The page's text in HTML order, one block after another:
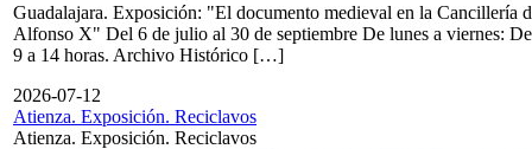
Guadalajara. Exposición: "El documento medieval en la Cancillería
Alfonso X" Del 6 de julio al 30 de septiembre De lunes a viernes: De
9 a 14 horas. Archivo Histórico […]
2026-07-12
Atienza. Exposición. Reciclavos
Atienza. Exposición. Reciclavos